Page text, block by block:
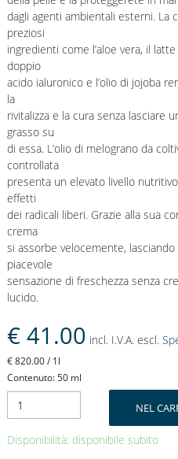
dagli agenti ambientali esterni. La
preziosi
ingredienti come l’aloe vera, il
doppio
acido ialuronico e l’olio di jojoba
la
rivitalizza e la cura senza lasciare
grasso su
di essa. L’olio di melograno da
controllata
presenta un elevato livello
effetti
dei radicali liberi. Grazie alla sua
crema
si assorbe velocemente,
piacevole
sensazione di freschezza senza
lucido.
€ 41.00 incl. I.V.A. escl.
€ 820.00 / 1l
Contenuto: 50 ml
NEL
Disponibilità: disponibile subito